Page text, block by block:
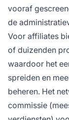
vooraf
de
Voor affiliates
of duizenden
waardoor het
spreiden en
beheren. Het
commissie